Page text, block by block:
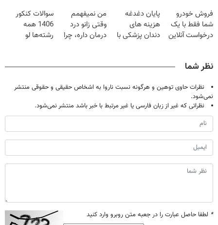
میلیون تومان!!!
فروش خودرو
شما فقط با یک
درخواست آنلاین
پایان دغدغه
هزینه های
دندان پزشکی با
من نمیفهمم
وقتی زانو درد
درمان داره، چرا
سوالات کنکور
1406 همه
رشته‌ها لو
نظر شما
نظرات حاوی توهین و هرگونه نسبت ناروا به اشخاص حقیقی و حقوقی منتشر
نمی‌شود.
نظراتی که غیر از زبان فارسی یا غیر مرتبط با خبر باشد منتشر نمی‌شود.
* لطفا حاصل عبارت را در جعبه متن روبرو وارد کنید